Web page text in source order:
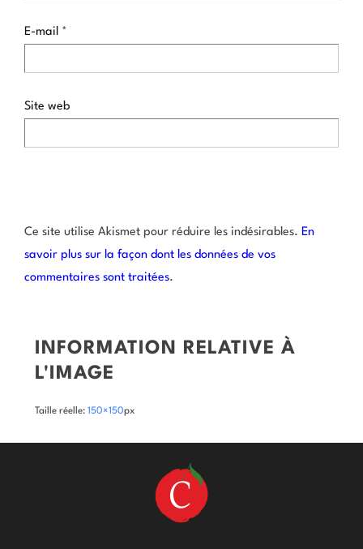
E-mail *
Site web
Ce site utilise Akismet pour réduire les indésirables. En
savoir plus sur la façon dont les données de vos
commentaires sont traitées.
INFORMATION RELATIVE À
L'IMAGE
Taille réelle: 150×150px